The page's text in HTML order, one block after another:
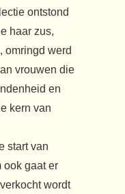
ontstond
haar zus,
omringd werd
vrouwen die
en
kern van
start van
ook gaat er
wordt